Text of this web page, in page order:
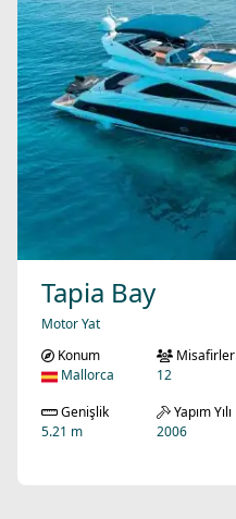
Tapia Bay
Motor Yat
Konum
Mallorca
Misafirler
12
Genişlik
5.21 m
Yapım Yılı
2006